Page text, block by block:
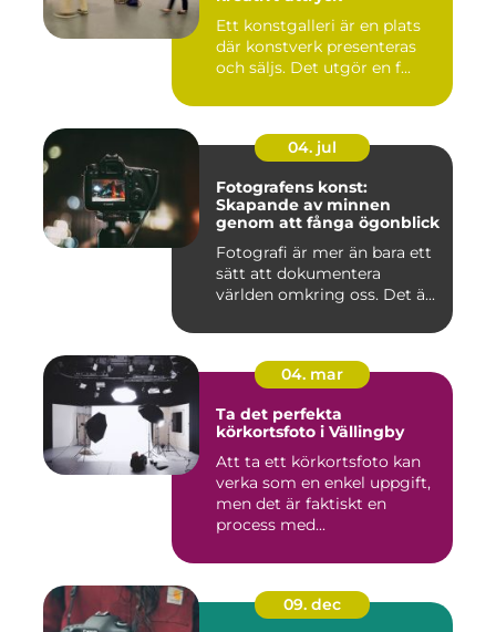
Ett konstgalleri är en plats
där konstverk presenteras
och säljs. Det utgör en f...
04. jul
Fotografens konst:
Skapande av minnen
genom att fånga ögonblick
Fotografi är mer än bara ett
sätt att dokumentera
världen omkring oss. Det ä...
04. mar
Ta det perfekta
körkortsfoto i Vällingby
Att ta ett körkortsfoto kan
verka som en enkel uppgift,
men det är faktiskt en
process med...
09. dec